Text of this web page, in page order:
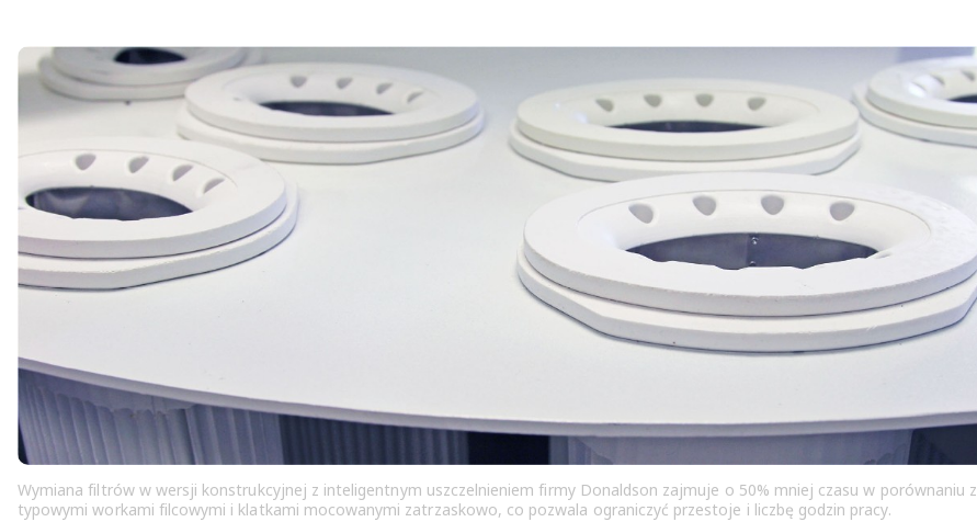
Wymiana filtrów w wersji konstrukcyjnej z inteligentnym uszczelnieniem firmy Donaldson zajmuje o 50% mniej czasu w porównaniu z
typowymi workami filcowymi i klatkami mocowanymi zatrzaskowo, co pozwala ograniczyć przestoje i liczbę godzin pracy.